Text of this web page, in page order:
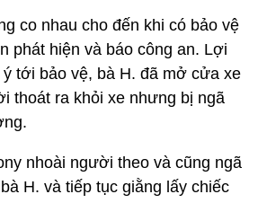
co nhau cho đến khi có bảo vệ
phát hiện và báo công an. Lợi
ý tới bảo vệ, bà H. đã mở cửa xe
thoát ra khỏi xe nhưng bị ngã
nhoài người theo và cũng ngã
H. và tiếp tục giằng lấy chiếc